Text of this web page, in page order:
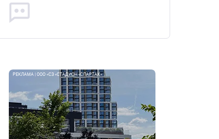
РЕКЛАМА | ООО «СЗ «СТАДИОН «СПАРТАК»